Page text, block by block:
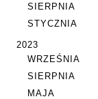
SIERPNIA
STYCZNIA
2023
WRZEŚNIA
SIERPNIA
MAJA